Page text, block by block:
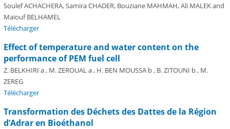
Soulef ACHACHERA, Samira CHADER, Bouziane MAHMAH, Ali MALEK and
Maïouf BELHAMEL
Télécharger
Effect of temperature and water content on the
performance of PEM fuel cell
Z. BELKHIRI a , M. ZEROUAL a , H. BEN MOUSSA b , B. ZITOUNI b , M.
ZEREG
Télécharger
Transformation des Déchets des Dattes de la Région
d’Adrar en Bioéthanol